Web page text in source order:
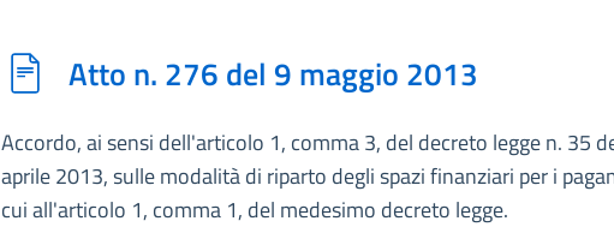
Atto n. 276 del 9 maggio 2013
Accordo, ai sensi dell'articolo 1, comma 3, del decreto legge n. 35
aprile 2013, sulle modalità di riparto degli spazi finanziari per i
cui all'articolo 1, comma 1, del medesimo decreto legge.